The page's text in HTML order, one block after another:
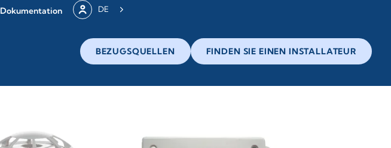
Dokumentation DE
BEZUGSQUELLEN FINDEN SIE EINEN INSTALLATEUR